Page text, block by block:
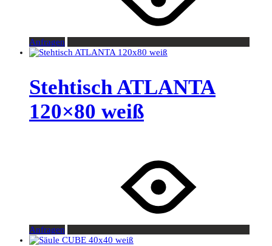
Anfragen
Stehtisch ATLANTA
120×80 weiß
Anfragen